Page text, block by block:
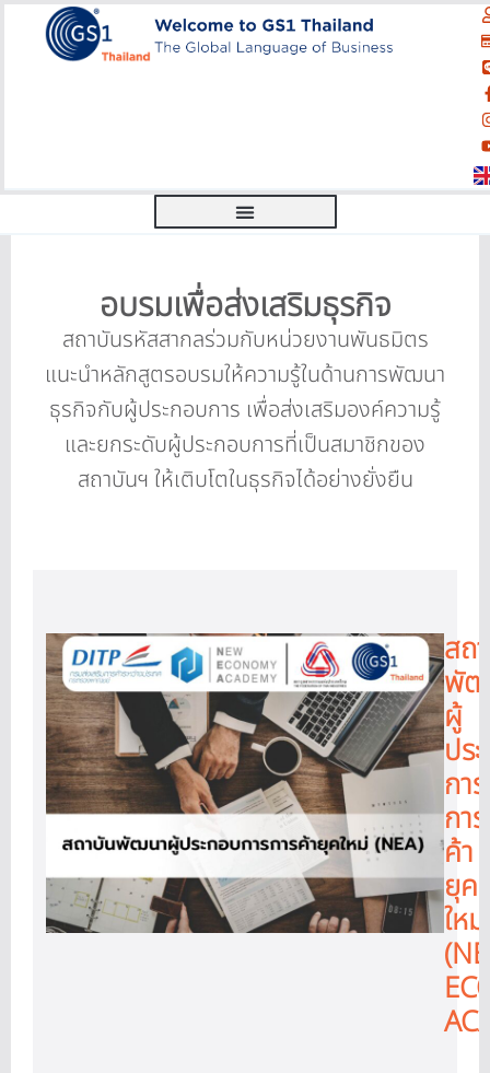
อบรมเพื่อส่งเสริมธุรกิจ
สถาบันรหัสสากลร่วมกับหน่วยงานพันธมิตร
แนะนำหลักสูตรอบรมให้ความรู้ในด้านการพัฒนา
ธุรกิจกับผู้ประกอบการ เพื่อส่งเสริมองค์ความรู้
และยกระดับผู้ประกอบการที่เป็นสมาชิกของ
สถาบันฯ ให้เติบโตในธุรกิจได้อย่างยั่งยืน
สถ
พั
ผู้
ปร
การ
การ
ค้า
ยุค
ใหม่